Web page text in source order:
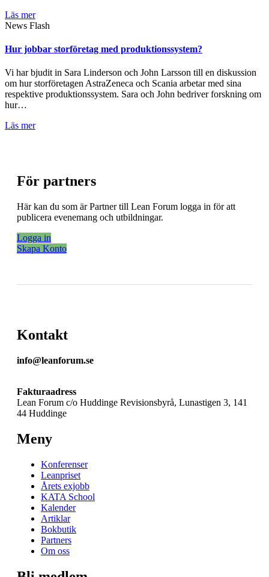
Läs mer
News Flash
Hur jobbar storföretag med produktionssystem?
Vi har bjudit in Sara Linderson och John Larsson till en diskussion
om hur storföretagen AstraZeneca och Scania arbetar med sina
respektive produktionssystem. Sara och John bedriver forskning om
hur…
Läs mer
För partners
Här kan du som är Partner till Lean Forum logga in för att
publicera evenemang och utbildningar.
Logga in
Skapa Konto
Kontakt
info@leanforum.se
Fakturaadress
Lean Forum c/o Huddinge Revisionsbyrå, Lunastigen 3, 141
44 Huddinge
Meny
Konferenser
Leanpriset
Årets exjobb
KATA School
Kalender
Artiklar
Bokbutik
Partners
Om oss